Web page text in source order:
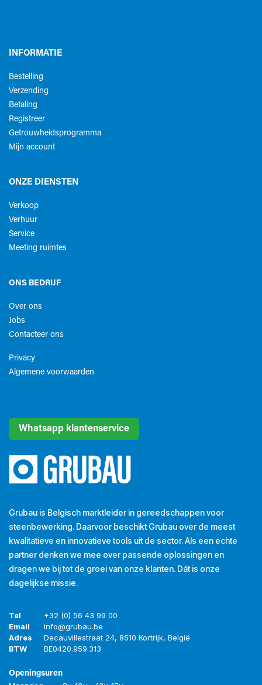
INFORMATIE
Bestelling
Verzending
Betaling
Registreer
Getrouwheidsprogramma
Mijn account
ONZE DIENSTEN
Verkoop
Verhuur
Service
Meeting ruimtes
ONS BEDRIJF
Over ons
Jobs
Contacteer ons
Privacy
Algemene voorwaarden​
Whatsapp klantenservice
Grubau is Belgisch marktleider in gereedschappen voor
steenbewerking. Daarvoor beschikt Grubau over de meest
kwalitatieve en innovatieve tools uit de sector. Als een echte
partner denken we mee over passende oplossingen en
dragen we bij tot de groei van onze klanten. Dát is onze
dagelijkse missie.
Tel
+32 (0) 56 43 99 00
Email
info@grubau.be
Adres
Decauvillestraat 24, 8510 Kortrijk, België
BTW
BE0420.959.313
Openingsuren